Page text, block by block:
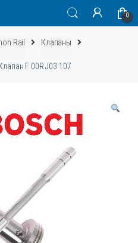
0
Rail Клапаны
F 00R J03 107